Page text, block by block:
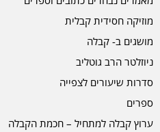
מוזיקה חסידית קבלית
מושגים ב- קבלה
ניוזלטר הרב גוטליב
סדרות שיעורים לצפייה
ספרים
ערוץ קבלה למתחיל – חכמת הקבלה